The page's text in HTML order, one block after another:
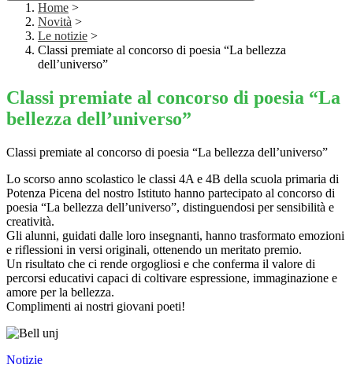
Home >
Novità >
Le notizie >
Classi premiate al concorso di poesia “La bellezza
dell’universo”
Classi premiate al concorso di poesia “La
bellezza dell’universo”
Classi premiate al concorso di poesia “La bellezza dell’universo”
Lo scorso anno scolastico le classi 4A e 4B della scuola primaria di
Potenza Picena del nostro Istituto hanno partecipato al concorso di
poesia “La bellezza dell’universo”, distinguendosi per sensibilità e
creatività.
Gli alunni, guidati dalle loro insegnanti, hanno trasformato emozioni
e riflessioni in versi originali, ottenendo un meritato premio.
Un risultato che ci rende orgogliosi e che conferma il valore di
percorsi educativi capaci di coltivare espressione, immaginazione e
amore per la bellezza.
Complimenti ai nostri giovani poeti!
Notizie